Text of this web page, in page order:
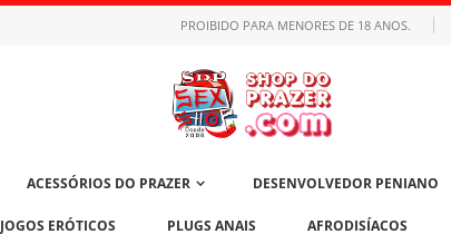
PROIBIDO PARA MENORES DE 18 ANOS.
ACESSÓRIOS DO PRAZER DESENVOLVEDOR PENIANO
JOGOS ERÓTICOS PLUGS ANAIS AFRODISÍACOS